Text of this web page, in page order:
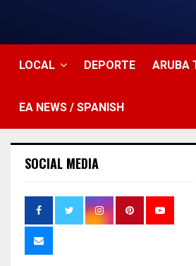
LOCAL DEPORTE ARUBA
EA NEWS / SPANISH
SOCIAL MEDIA